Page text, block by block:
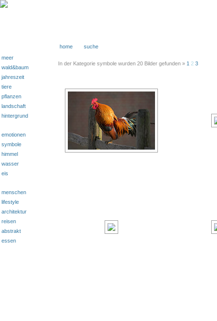
home suche
In der Kategorie symbole wurden 20 Bilder gefunden » 1 2 3
meer
wald&baum
jahreszeit
tiere
pflanzen
landschaft
hintergrund
emotionen
symbole
himmel
wasser
eis
menschen
lifestyle
architektur
reisen
abstrakt
essen